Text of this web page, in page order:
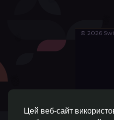
Цей веб-сайт
© 2026